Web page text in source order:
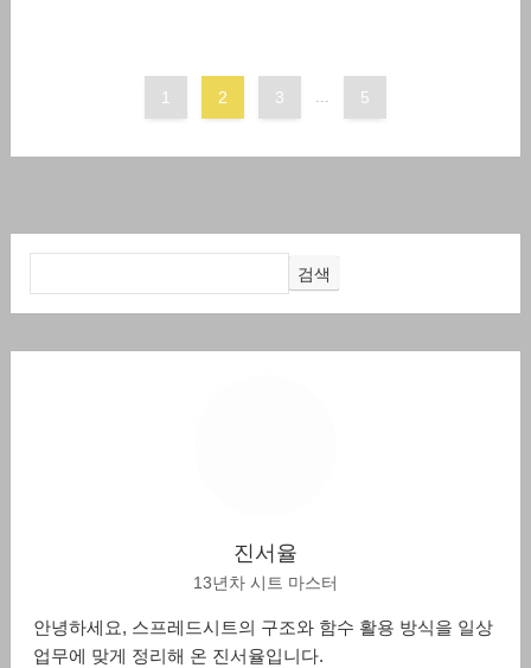
1 2 3 5
검색
진서율
13년차 시트 마스터
안녕하세요, 스프레드시트의 구조와 함수 활용 방식을 일상
업무에 맞게 정리해 온 진서율입니다.